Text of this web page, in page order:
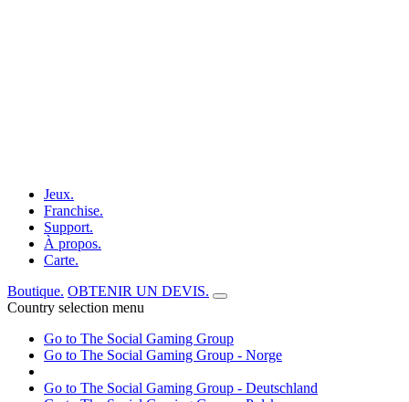
Jeux.
Franchise.
Support.
À propos.
Carte.
Boutique. OBTENIR UN DEVIS.
Country selection menu
Go to The Social Gaming Group
Go to The Social Gaming Group - Norge
Go to The Social Gaming Group - Deutschland